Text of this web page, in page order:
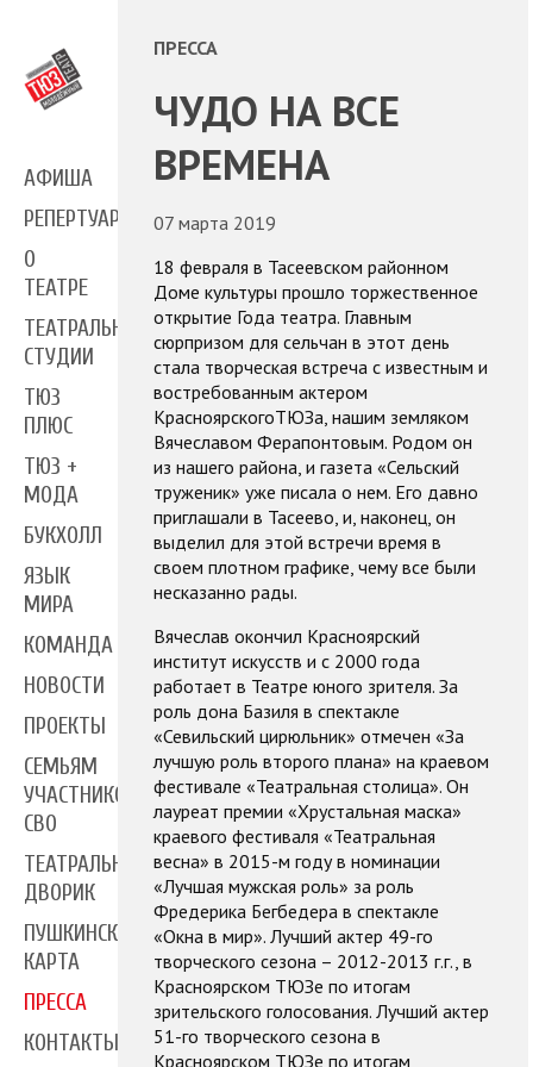
АФИША
РЕПЕРТУАР
О
ТЕАТРЕ
ТЕАТРАЛЬНЫЕ
СТУДИИ
ТЮЗ
ПЛЮС
ТЮЗ +
МОДА
БУКХОЛЛ
ЯЗЫК
МИРА
КОМАНДА
НОВОСТИ
ПРОЕКТЫ
СЕМЬЯМ
УЧАСТНИКОВ
СВО
ТЕАТРАЛЬНЫЙ
ДВОРИК
ПУШКИНСКАЯ
КАРТА
ПРЕССА
КОНТАКТЫ
ПРЕССА
ЧУДО НА ВСЕ
ВРЕМЕНА
07 марта 2019
18 февраля в Тасеевском районном
Доме культуры прошло торжественное
открытие Года театра. Главным
сюрпризом для сельчан в этот день
стала творческая встреча с известным и
востребованным актером
КрасноярскогоТЮЗа, нашим земляком
Вячеславом Ферапонтовым. Родом он
из нашего района, и газета «Сельский
труженик» уже писала о нем. Его давно
приглашали в Тасеево, и, наконец, он
выделил для этой встречи время в
своем плотном графике, чему все были
несказанно рады.
Вячеслав окончил Красноярский
институт искусств и с 2000 года
работает в Театре юного зрителя. За
роль дона Базиля в спектакле
«Севильский цирюльник» отмечен «За
лучшую роль второго плана» на краевом
фестивале «Театральная столица». Он
лауреат премии «Хрустальная маска»
краевого фестиваля «Театральная
весна» в 2015-м году в номинации
«Лучшая мужская роль» за роль
Фредерика Бегбедера в спектакле
«Окна в мир». Лучший актер 49-го
творческого сезона – 2012-2013 г.г., в
Красноярском ТЮЗе по итогам
зрительского голосования. Лучший актер
51-го творческого сезона в
Красноярском ТЮЗе по итогам